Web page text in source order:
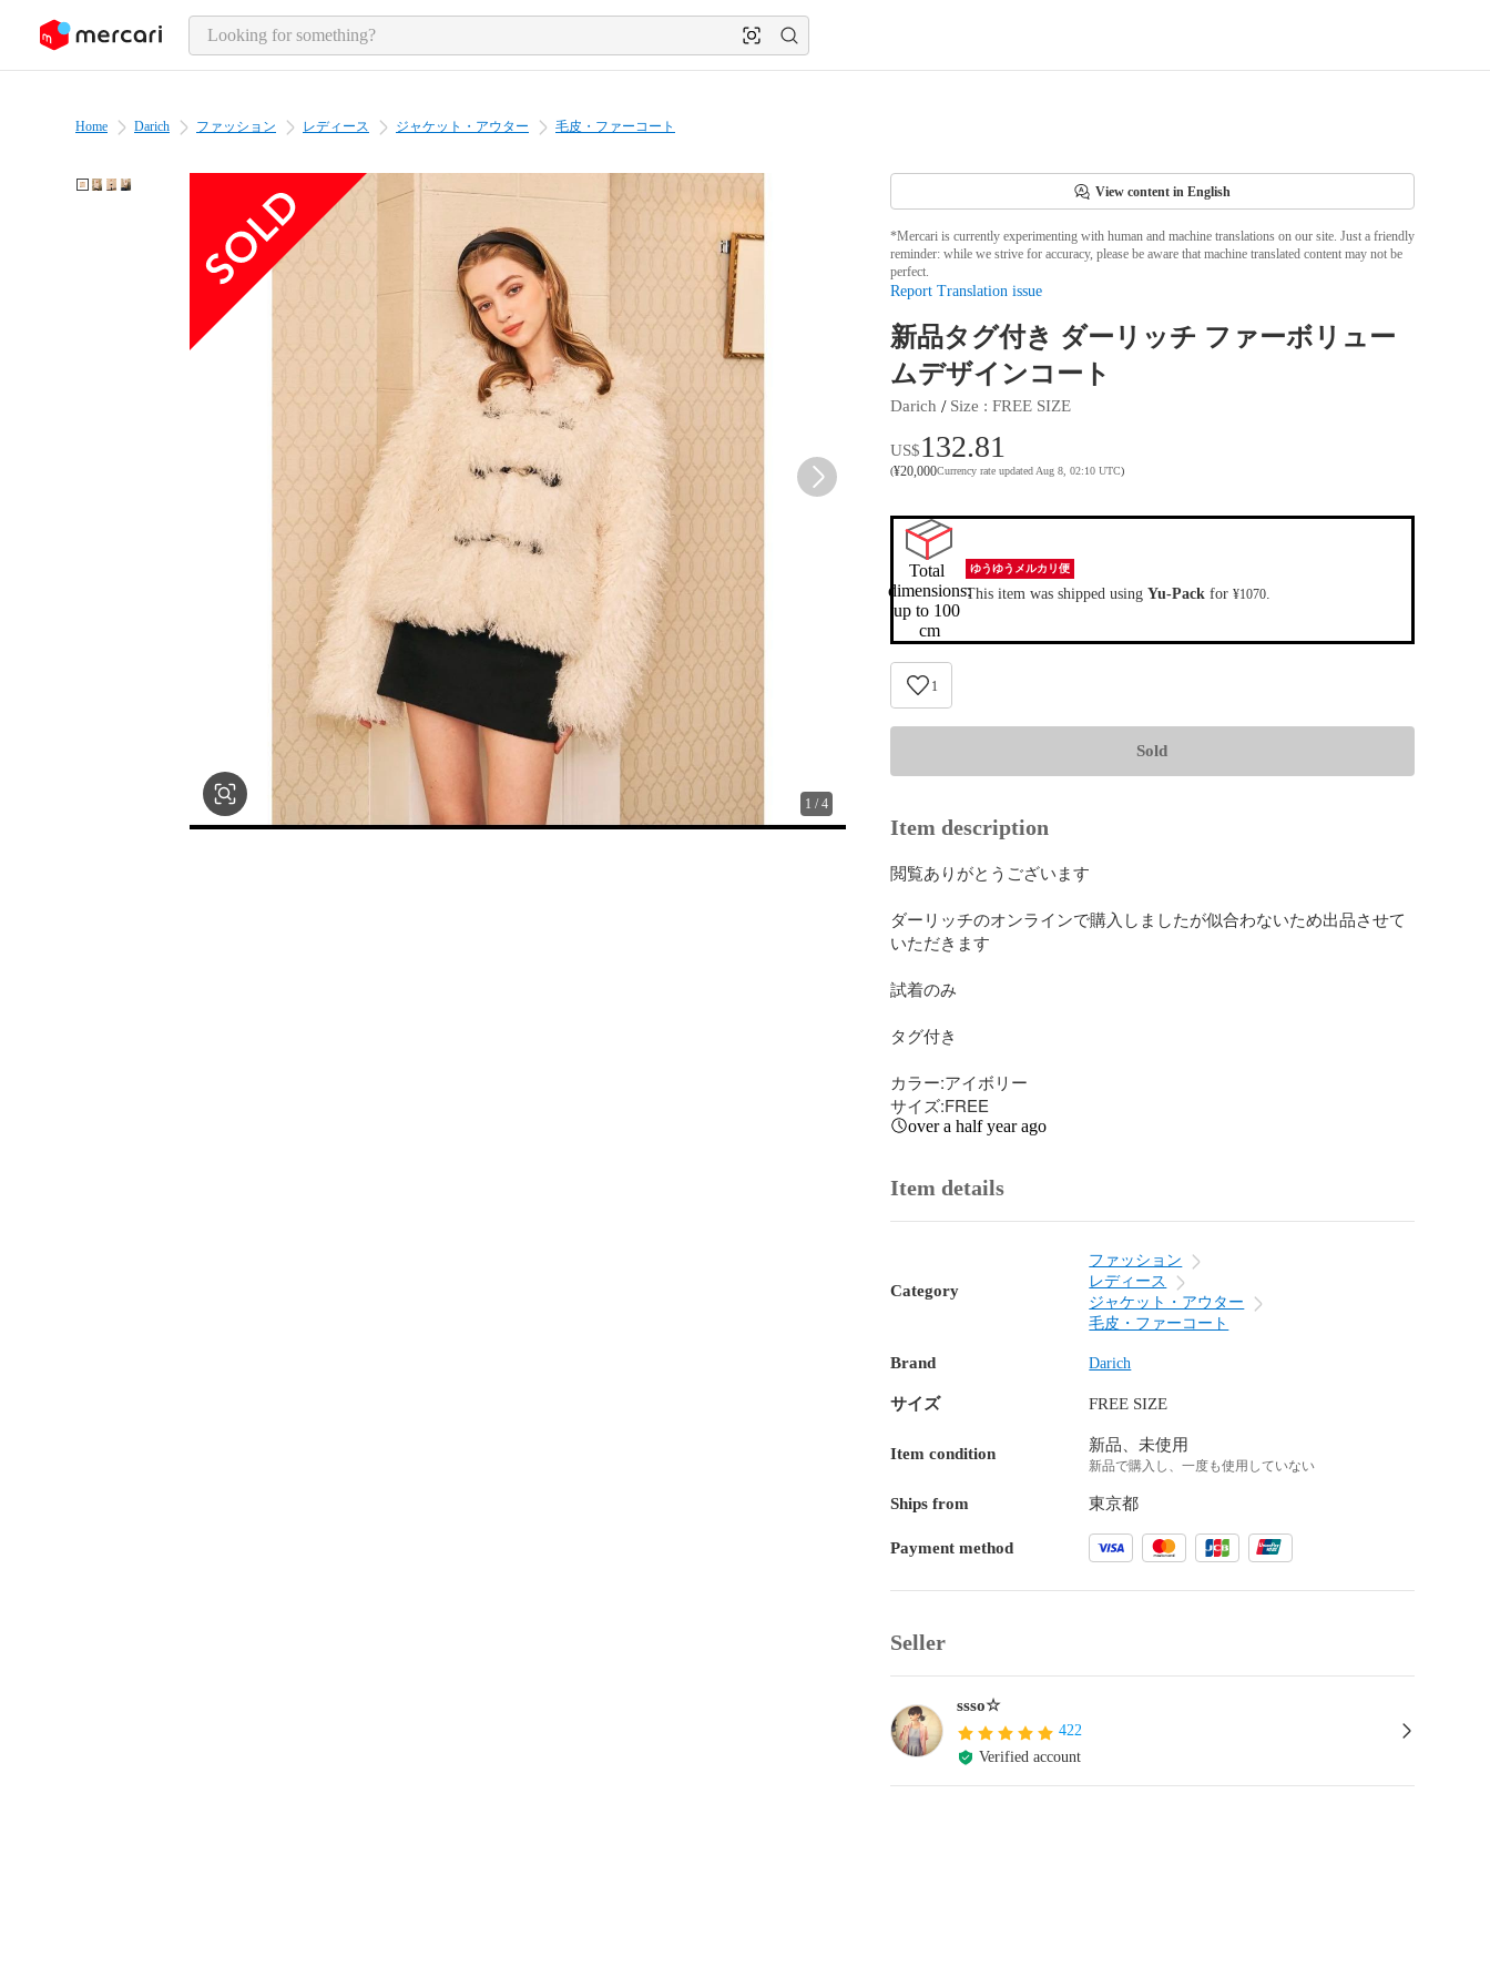
page content
Home Darich ファッション レディース ジャケット・アウター 毛皮・ファーコート
1 /4
View content in English
*Mercari is currently experimenting with human and machine translations on our site. Just a friendly
reminder: while we strive for accuracy, please be aware that machine translated content may not be
perfect.
Report Translation issue
新品タグ付き ダーリッチ ファーボリュー
ムデザインコート
Darich / Size : FREE SIZE
US$132.81
(¥20,000Currency rate updated Aug 8, 02:10 UTC)
Total
dimensions:
up to 100
cm
ゆうゆうメルカリ便
This item was shipped using Yu-Packfor ¥1070.
1
Sold
Item description
閲覧ありがとうございます
ダーリッチのオンラインで購入しましたが似合わないため出品させて
いただきます
試着のみ
タグ付き
カラー:アイボリー
サイズ:FREE
over a half year ago
Item details
Category
ファッション
レディース
ジャケット・アウター
毛皮・ファーコート
Brand Darich
サイズ FREE SIZE
Item condition 新品、未使用
新品で購入し、一度も使用していない
Ships from 東京都
Payment method
Seller
ssso☆
422
Verified account